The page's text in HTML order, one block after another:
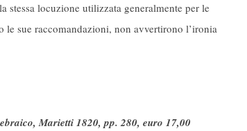
stessa locuzione utilizzata generalmente per le
le sue raccomandazioni, non avvertirono l’ironia
Marietti 1820, pp. 280, euro 17,00